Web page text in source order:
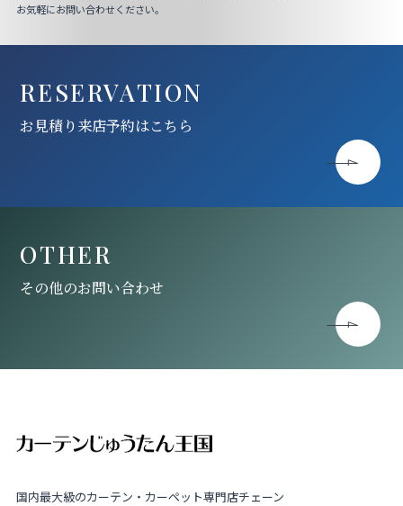
お気軽にお問い合わせください。
RESERVATION
お見積り来店予約はこちら
OTHER
その他のお問い合わせ
国内最大級のカーテン・カーペット専門店チェーン